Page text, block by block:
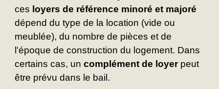
ces loyers de référence minoré et majoré
dépend du type de la location (vide ou
meublée), du nombre de pièces et de
l'époque de construction du logement. Dans
certains cas, un complément de loyerpeut
être prévu dans le bail.